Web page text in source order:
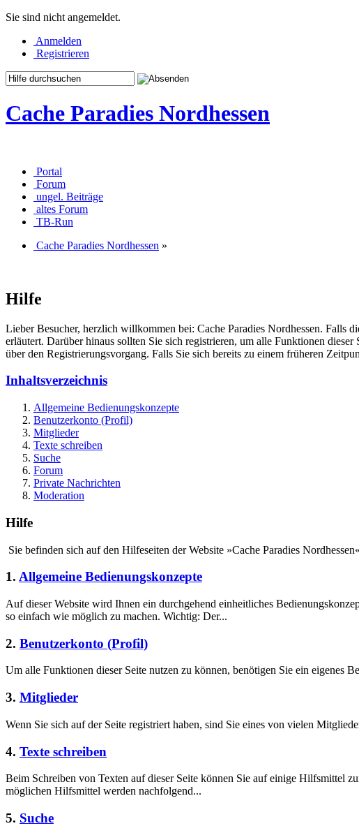
Sie sind nicht angemeldet.
Anmelden
Registrieren
Cache Paradies Nordhessen
Portal
Forum
ungel. Beiträge
altes Forum
TB-Run
Cache Paradies Nordhessen »
Hilfe
Lieber Besucher, herzlich willkommen bei: Cache Paradies Nordhessen. Falls
erläutert. Darüber hinaus sollten Sie sich registrieren, um alle Funktionen dieser
über den Registrierungsvorgang. Falls Sie sich bereits zu einem früheren
Inhaltsverzeichnis
Allgemeine Bedienungskonzepte
Benutzerkonto (Profil)
Mitglieder
Texte schreiben
Suche
Forum
Private Nachrichten
Moderation
Hilfe
Sie befinden sich auf den Hilfeseiten der Website »Cache Paradies
1. Allgemeine Bedienungskonzepte
Auf dieser Website wird Ihnen ein durchgehend einheitliches
so einfach wie möglich zu machen. Wichtig: Der...
2. Benutzerkonto (Profil)
Um alle Funktionen dieser Seite nutzen zu können, benötigen Sie ein eigenes
3. Mitglieder
Wenn Sie sich auf der Seite registriert haben, sind Sie eines von vielen
4. Texte schreiben
Beim Schreiben von Texten auf dieser Seite können Sie auf einige Hilfsmittel
möglichen Hilfsmittel werden nachfolgend...
5. Suche